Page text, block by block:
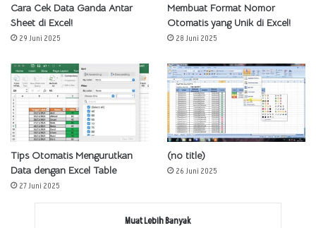
Cara Cek Data Ganda Antar
Sheet di Excel!
29 Juni 2025
Membuat Format Nomor
Otomatis yang Unik di Excel!
28 Juni 2025
Tips Otomatis Mengurutkan
Data dengan Excel Table
27 Juni 2025
(no title)
26 Juni 2025
Muat Lebih Banyak